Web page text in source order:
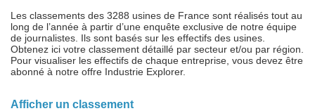
Les classements des 3288 usines de France sont réalisés tout au
long de l’année à partir d’une enquête exclusive de notre équipe
de journalistes. Ils sont basés sur les effectifs des usines.
Obtenez ici votre classement détaillé par secteur et/ou par région.
Pour visualiser les effectifs de chaque entreprise, vous devez être
abonné à notre offre Industrie Explorer.
Afficher un classement